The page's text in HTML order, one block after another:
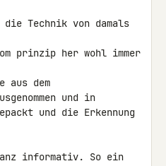
Technik von damals
prinzip her wohl immer
aus dem
und in
und die Erkennung
informativ. So ein